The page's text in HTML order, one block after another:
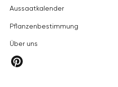
Aussaatkalender
Pflanzenbestimmung
Über uns